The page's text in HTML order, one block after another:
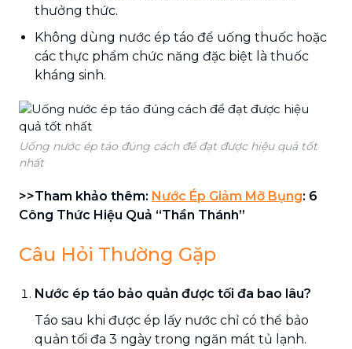
thưởng thức.
Không dùng nước ép táo để uống thuốc hoặc
các thực phẩm chức năng đặc biệt là thuốc
kháng sinh.
Uống nước ép táo đúng cách để đạt được hiệu quả tốt
nhất
>>Tham khảo thêm: Nước Ép Giảm Mỡ Bụng: 6
Công Thức Hiệu Quả “Thần Thánh”
Câu Hỏi Thường Gặp
Nước ép táo bảo quản được tối đa bao lâu?
Táo sau khi được ép lấy nước chỉ có thể bảo
quản tối đa 3 ngày trong ngăn mát tủ lạnh.